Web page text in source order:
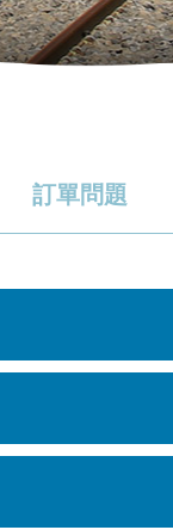
訂單問題